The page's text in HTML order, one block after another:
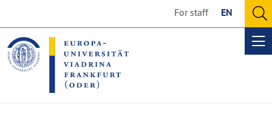
the
content
section
the
footer
section
For staff EN